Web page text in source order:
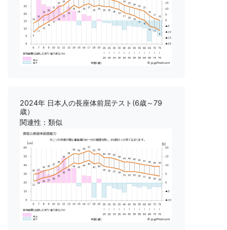
2024年 日本人の長座体前屈テスト(6歳～79
歳）
関連性：類似